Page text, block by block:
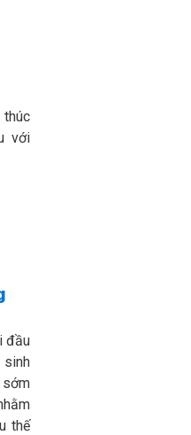
thúc
với
đầu
sớm
thế